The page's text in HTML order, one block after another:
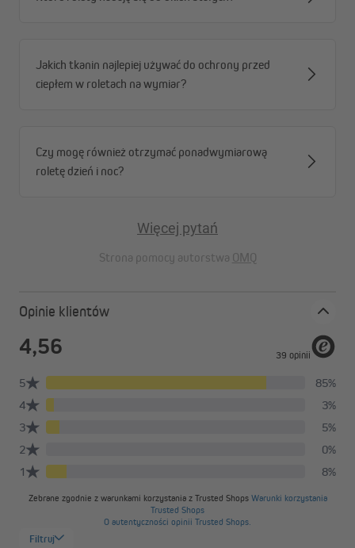
Jakich tkanin najlepiej używać do ochrony przed
ciepłem w roletach na wymiar?
Czy mogę również otrzymać ponadwymiarową
roletę dzień i noc?
Więcej pytań
Strona pomocy autorstwa OMQ
Opinie klientów